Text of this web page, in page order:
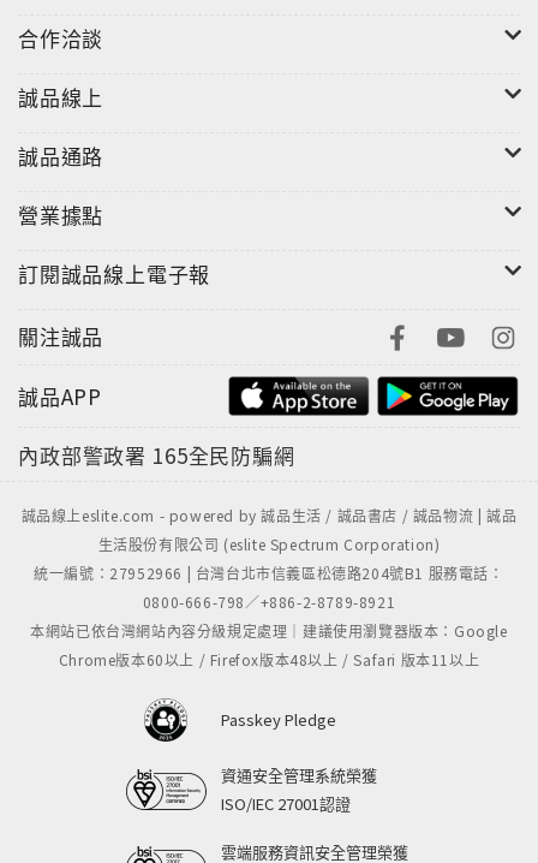
合作洽談
誠品線上
誠品通路
營業據點
訂閱誠品線上電子報
關注誠品
誠品APP
內政部警政署 165全民防騙網
誠品線上eslite.com - powered by 誠品生活 / 誠品書店 / 誠品物流 | 誠品
生活股份有限公司 (eslite Spectrum Corporation)
統一編號：27952966 | 台灣台北市信義區松德路204號B1 服務電話：
0800-666-798／+886-2-8789-8921
本網站已依台灣網站內容分級規定處理｜建議使用瀏覽器版本：Google
Chrome版本60以上 / Firefox版本48以上 / Safari 版本11以上
Passkey Pledge
資通安全管理系統榮獲
ISO/IEC 27001認證
雲端服務資訊安全管理榮獲